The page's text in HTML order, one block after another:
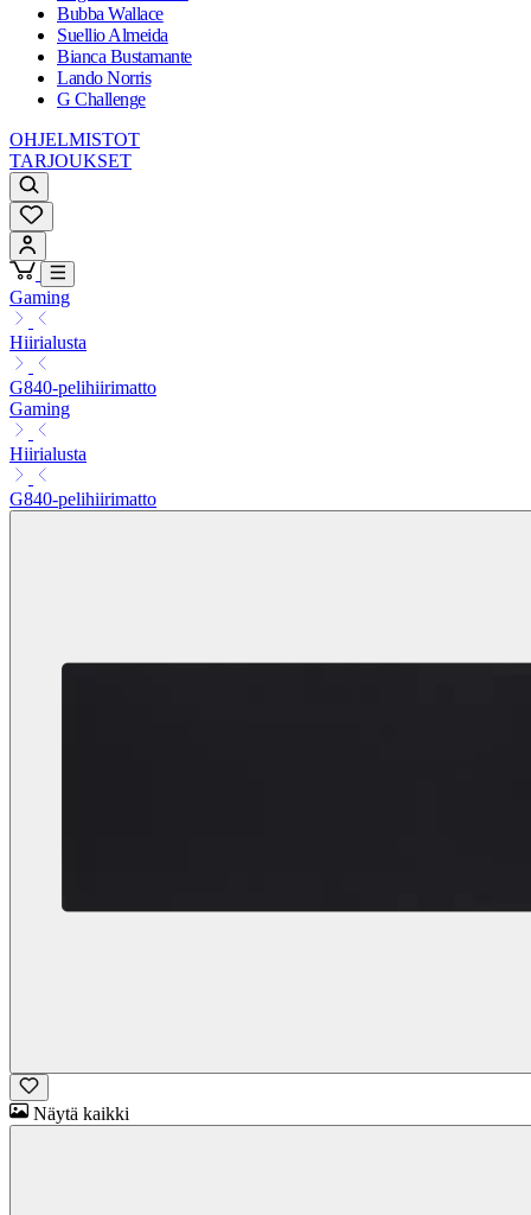
Bubba Wallace
Suellio Almeida
Bianca Bustamante
Lando Norris
G Challenge
OHJELMISTOT
TARJOUKSET
Gaming
Hiirialusta
G840-pelihiirimatto
Gaming
Hiirialusta
G840-pelihiirimatto
Näytä kaikki